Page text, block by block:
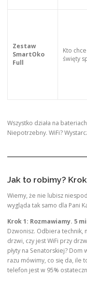
Zestaw
SmartOko
Full
Kto
święty
Wszystko działa na
Niepotrzebny. WiFi?
Jak to robimy?
Wiemy, że nie lubisz
wygląda tak samo dla Pani
Krok 1: Rozmawiamy. 5
Dzwonisz. Odbiera technik,
drzwi, czy jest WiFi przy
płyty na Senatorskiej? Dom
razu mówimy, co się da, ile
telefon jest w 95%